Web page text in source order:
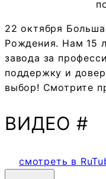
22 октября
Рождения. Нам 15
завода за
поддержку и
выбор! Смотрите
ВИДЕО #
смотреть в